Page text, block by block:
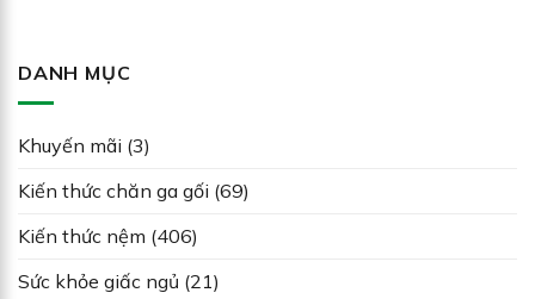
DANH MỤC
Khuyến mãi (3)
Kiến thức chăn ga gối (69)
Kiến thức nệm (406)
Sức khỏe giấc ngủ (21)